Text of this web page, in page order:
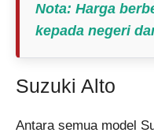
Nota: Harga
kepada negeri
Suzuki Alto
Antara semua model